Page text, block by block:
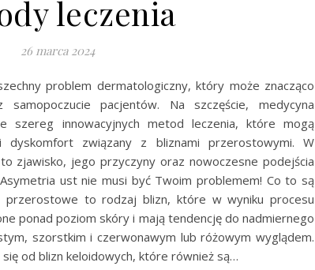
leczenia
26 marca 2024
problem dermatologiczny, który może znacząco
pacjentów. Na szczęście, medycyna
szereg innowacyjnych metod leczenia, które mogą
dyskomfort związany z bliznami przerostowymi. W
zjawisko, jego przyczyny oraz nowoczesne podejścia
ust nie musi być Twoim problemem! Co to są
przerostowe to rodzaj blizn, które w wyniku procesu
ponad poziom skóry i mają tendencję do nadmiernego
szorstkim i czerwonawym lub różowym wyglądem.
od blizn keloidowych, które również są…